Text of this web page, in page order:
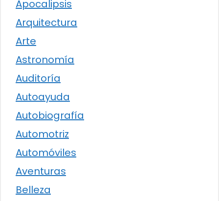
Apocalipsis
Arquitectura
Arte
Astronomía
Auditoría
Autoayuda
Autobiografía
Automotriz
Automóviles
Aventuras
Belleza